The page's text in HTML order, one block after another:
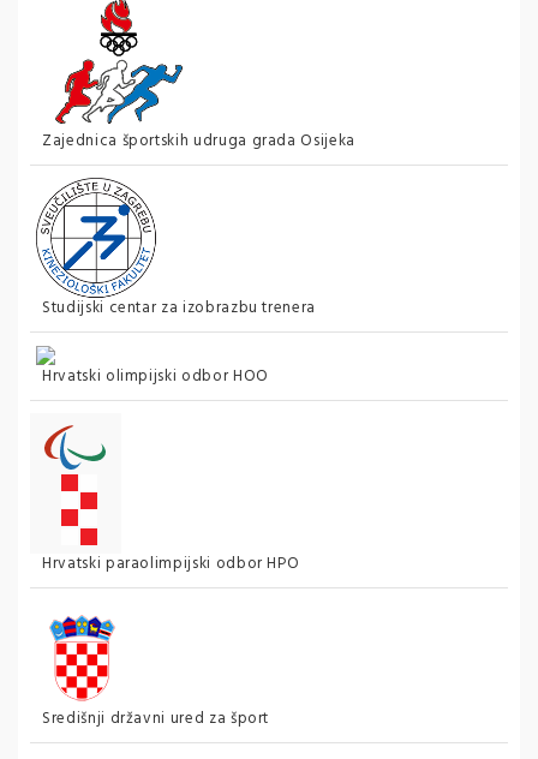
Zajednica športskih udruga grada Osijeka
Studijski centar za izobrazbu trenera
Hrvatski olimpijski odbor HOO
Hrvatski paraolimpijski odbor HPO
Središnji državni ured za šport